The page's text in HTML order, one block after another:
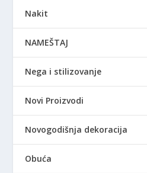
Nakit
NAMEŠTAJ
Nega i stilizovanje
Novi Proizvodi
Novogodišnja dekoracija
Obuća